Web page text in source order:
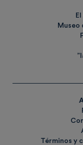
Museo
Términos y